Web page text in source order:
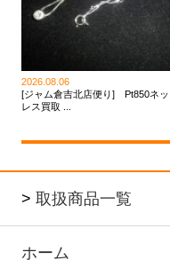
2026.08.06
[ジャム倉吉北店便り] Pt850ネッ
レス買取 ...
> 取扱商品一覧
ホーム